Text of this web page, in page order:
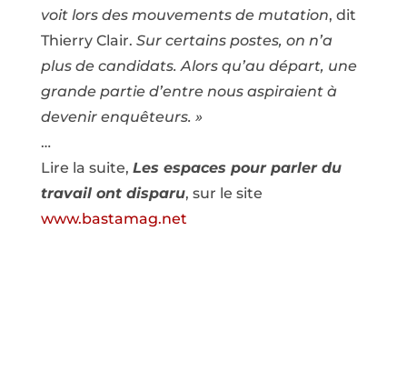
voit lors des mouvements de mutation, dit
Thierry Clair. Sur certains postes, on n’a
plus de candidats. Alors qu’au départ, une
grande partie d’entre nous aspiraient à
devenir enquêteurs. »
…
Lire la suite, Les espaces pour parler du
travail ont disparu, sur le site
www.bastamag.net